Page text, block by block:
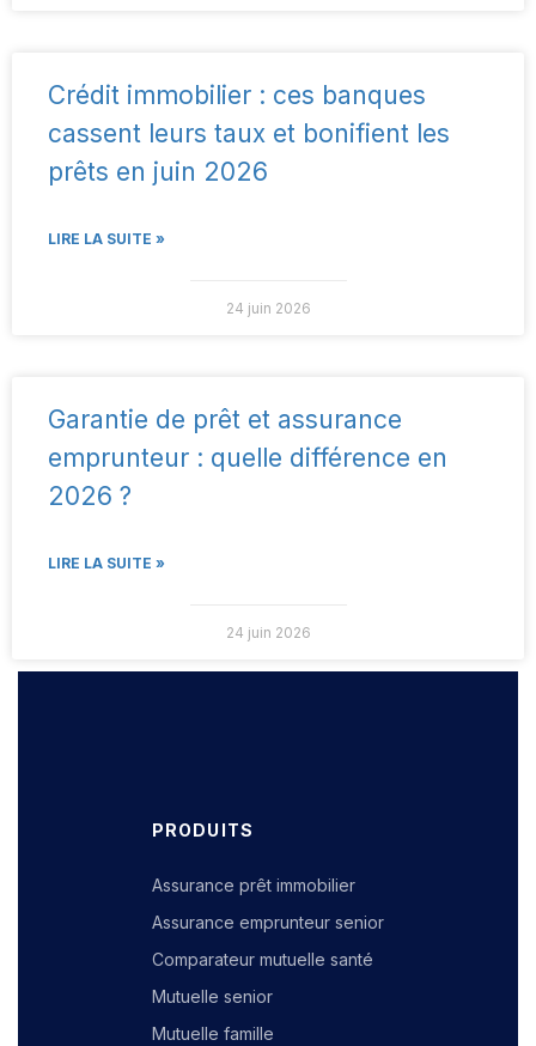
Crédit immobilier : ces banques
cassent leurs taux et bonifient les
prêts en juin 2026
LIRE LA SUITE »
24 juin 2026
Garantie de prêt et assurance
emprunteur : quelle différence en
2026 ?
LIRE LA SUITE »
24 juin 2026
PRODUITS
Assurance prêt immobilier
Assurance emprunteur senior
Comparateur mutuelle santé
Mutuelle senior
Mutuelle famille